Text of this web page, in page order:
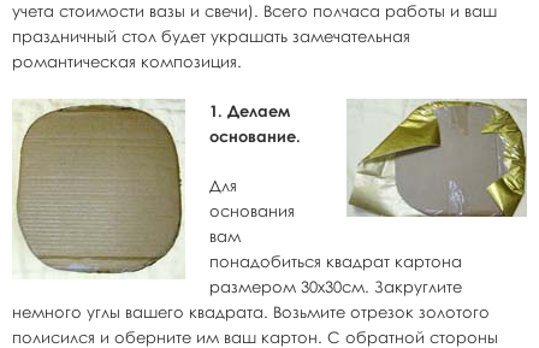
учета стоимости вазы и свечи). Всего полчаса работы и ваш
праздничный стол будет украшать замечательная
романтическая композиция.
1. Делаем
основание.
Для
основания
вам
понадобиться квадрат картона
размером 30х30см. Закруглите
немного углы вашего квадрата. Возьмите отрезок золотого
полисился и оберните им ваш картон. С обратной стороны